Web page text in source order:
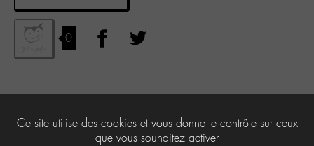
0
Ce site utilise des cookies et vous donne le contrôle sur ceux
que vous souhaitez activer